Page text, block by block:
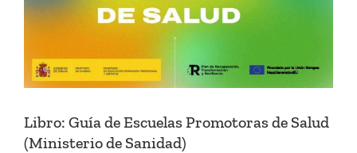
Libro: Guía de Escuelas Promotoras de Salud
(Ministerio de Sanidad)